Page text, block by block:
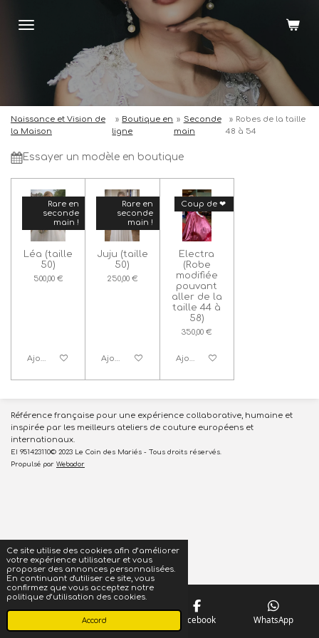
Ce site utilise des cookies afin d’améliorer
votre expérience utilisateur et vous
proposer des annonces personnalisées.
En continuant d'utiliser ce site, vous
confirmez que vous acceptez notre
politique d’utilisation des cookies.
Accord
Naissance et Vision de
la Maison
» Boutique en
ligne
» Seconde
main
» Robes de la taille
48 à 54
Essayer un modèle en boutique
Rare en
seconde
main !
Léa (taille
50)
500,00 €
Ajouter au panier
Rare en
seconde
main !
Juju (taille
50)
250,00 €
Ajouter au panier
Coup de ❤
Electra
(Robe
modifiée
pouvant
aller de la
taille 44 à
58)
350,00 €
Ajouter au panier
Référence française pour une expérience collaborative, humaine et
inspirée par les meilleurs ateliers de couture européens et
internationaux.
EI 951423110© 2023 Le Coin des Mariés - Tous droits réservés.
Propulsé par Webador
Facebook WhatsApp